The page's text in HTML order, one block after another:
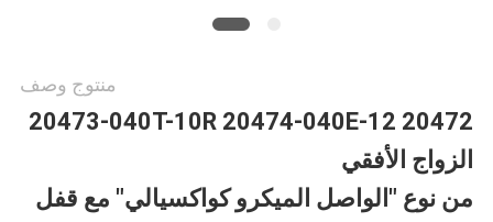
منتوج وصف
20472 20473-040T-10R 20474-040E-12
الزواج الأفقي
من نوع "الواصل الميكرو كواكسيالي" مع قفل